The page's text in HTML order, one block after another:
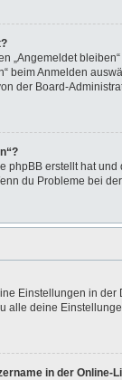
„Angemeldet
beim Anmelden
der Board-
phpBB erstellt hat
du Probleme bei
Einstellungen in
alle deine
in der Online-